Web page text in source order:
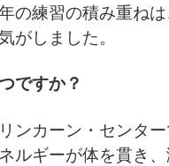
の練習の積み重ね
がしました。
ですか？
ンカーン・センタ
ルギーが体を貫き